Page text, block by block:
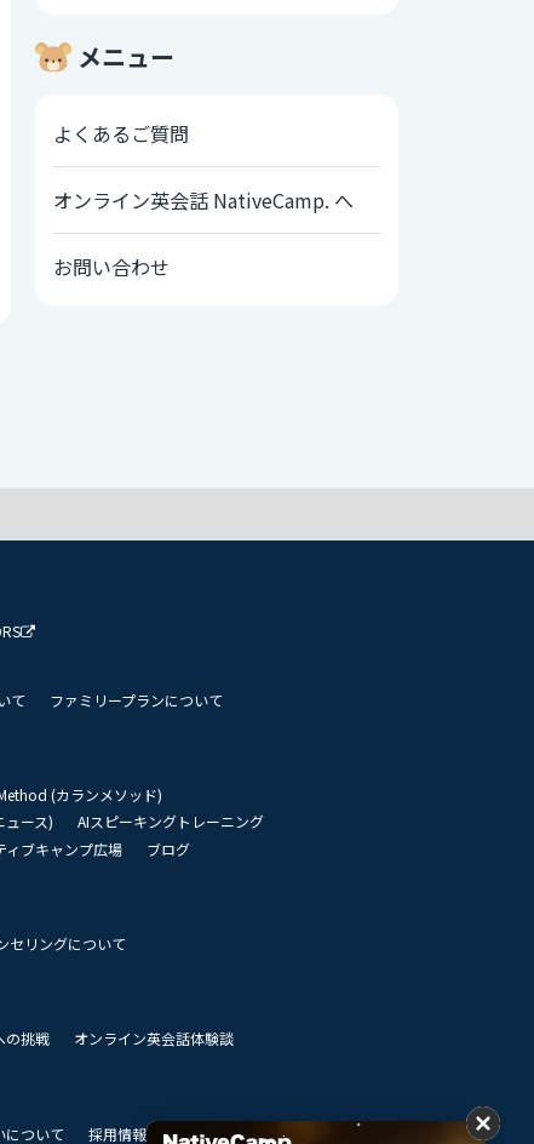
メニュー
よくあるご質問
オンライン英会話 NativeCamp. へ
お問い合わせ
て
ファミリープランについて
(カランメソッド)
ュース)
AIスピーキングトレーニング
ィブキャンプ広場
ブログ
セリングについて
の挑戦
オンライン英会話体験談
について 採用情報 私達のビジョン